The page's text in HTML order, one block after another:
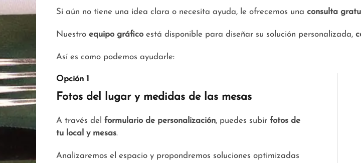
Si aún no tiene una idea clara o necesita ayuda, le ofrecemos una consulta
Nuestro equipo gráficoestá disponible para diseñar su solución personalizada,
Así es como podemos ayudarle:
Opción 1
Fotos del lugar y medidas de las mesas
A través del formulario de personalización, puedes subir fotos de
tu local y mesas.
Analizaremos el espacio y propondremos soluciones optimizadas